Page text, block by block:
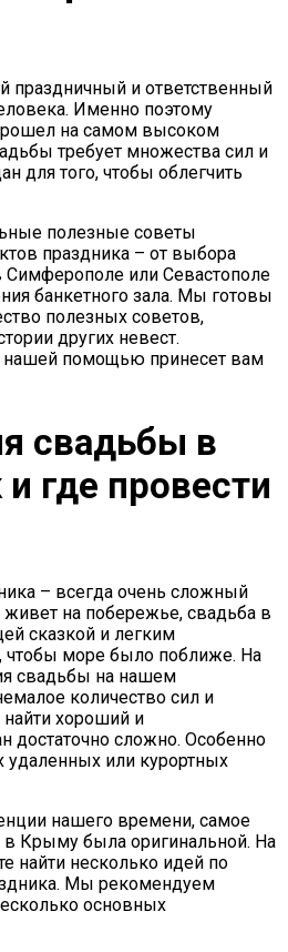
праздничный и ответственный
Именно поэтому
на самом высоком
требует множества сил и
для того, чтобы облегчить
полезные советы
праздника – от выбора
Симферополе или Севастополе
банкетного зала. Мы готовы
полезных советов,
других невест.
нашей помощью принесет вам
свадьбы в
где провести
– всегда очень сложный
живет на побережье, свадьба в
сказкой и легким
чтобы море было поближе. На
свадьбы на нашем
количество сил и
хороший и
достаточно сложно. Особенно
или курортных
нашего времени, самое
в Крыму была оригинальной. На
найти несколько идей по
Мы рекомендуем
основных